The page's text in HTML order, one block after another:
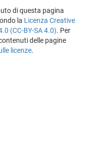
di questa pagina
la Licenza Creative
(CC-BY-SA 4.0). Per
delle pagine
licenze.